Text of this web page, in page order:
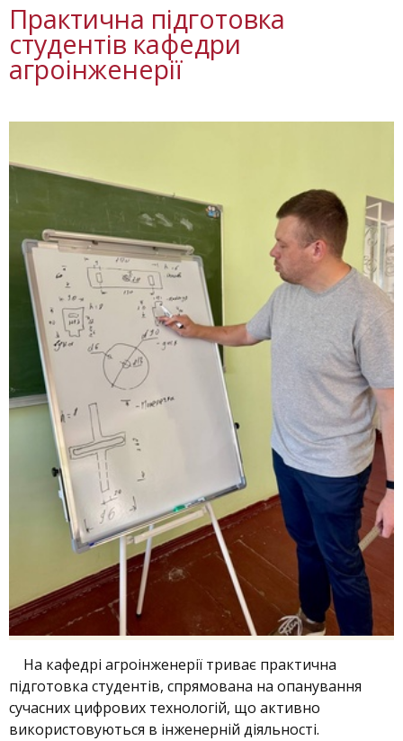
Практична підготовка
студентів кафедри
агроінженерії
На кафедрі агроінженерії триває практична
підготовка студентів, спрямована на опанування
сучасних цифрових технологій, що активно
використовуються в інженерній діяльності.